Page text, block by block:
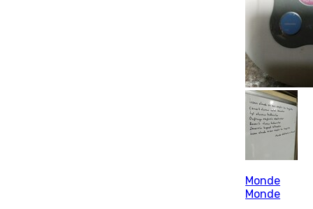
Monde
Monde